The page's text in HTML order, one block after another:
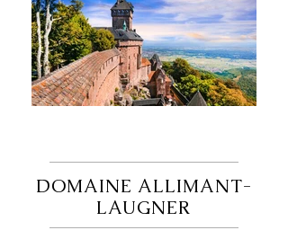
DOMAINE ALLIMANT-
LAUGNER